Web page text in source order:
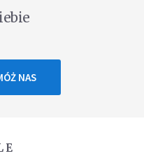
NAS